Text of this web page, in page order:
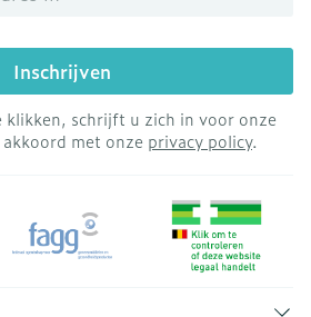
Inschrijven
klikken, schrijft u zich in voor onze
met onze privacy policy.